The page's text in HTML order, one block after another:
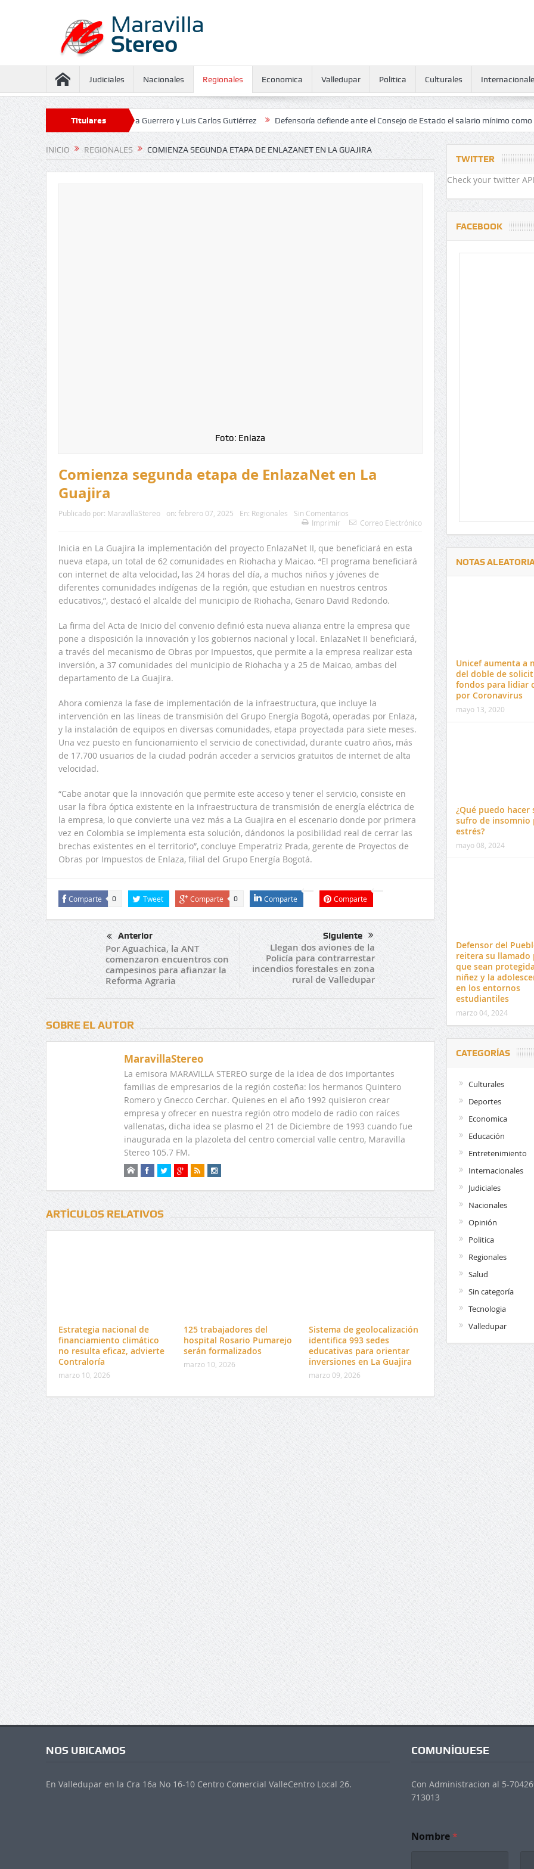
Judiciales Nacionales Regionales Economica Valledupar Politica Culturales
Titulares
contra Juliana Guerrero y Luis Carlos Gutiérrez Defensoría defiende ante el Consejo de Estado el salario mínimo como derecho
INICIO REGIONALES COMIENZA SEGUNDA ETAPA DE ENLAZANET EN LA GUAJIRA
Foto: Enlaza
Comienza segunda etapa de EnlazaNet en La
Guajira
Publicado por: MaravillaStereo on: febrero 07, 2025 En: Regionales
Sin Comentarios
Imprimir
Correo Electrónico
Inicia en La Guajira la implementación del proyecto EnlazaNet II, que beneficiará en esta
nueva etapa, un total de 62 comunidades en Riohacha y Maicao. “El programa beneficiará
con internet de alta velocidad, las 24 horas del día, a muchos niños y jóvenes de
diferentes comunidades indígenas de la región, que estudian en nuestros centros
educativos,”, destacó el alcalde del municipio de Riohacha, Genaro David Redondo.
La firma del Acta de Inicio del convenio definió esta nueva alianza entre la empresa que
pone a disposición la innovación y los gobiernos nacional y local. EnlazaNet II beneficiará,
a través del mecanismo de Obras por Impuestos, que permite a la empresa realizar esta
inversión, a 37 comunidades del municipio de Riohacha y a 25 de Maicao, ambas del
departamento de La Guajira.
Ahora comienza la fase de implementación de la infraestructura, que incluye la
intervención en las líneas de transmisión del Grupo Energía Bogotá, operadas por Enlaza,
y la instalación de equipos en diversas comunidades, etapa proyectada para siete meses.
Una vez puesto en funcionamiento el servicio de conectividad, durante cuatro años, más
de 17.700 usuarios de la ciudad podrán acceder a servicios gratuitos de internet de alta
velocidad.
“Cabe anotar que la innovación que permite este acceso y tener el servicio, consiste en
usar la fibra óptica existente en la infraestructura de transmisión de energía eléctrica de
la empresa, lo que convierte una vez más a La Guajira en el escenario donde por primera
vez en Colombia se implementa esta solución, dándonos la posibilidad real de cerrar las
brechas existentes en el territorio”, concluye Emperatriz Prada, gerente de Proyectos de
Obras por Impuestos de Enlaza, filial del Grupo Energía Bogotá.
Comparte 0 Tweet Comparte 0 Comparte Comparte
Anterior
Por Aguachica, la ANT
comenzaron encuentros con
campesinos para afianzar la
Reforma Agraria
Siguiente
Llegan dos aviones de la
Policía para contrarrestar
incendios forestales en zona
rural de Valledupar
SOBRE EL AUTOR
MaravillaStereo
La emisora MARAVILLA STEREO surge de la idea de dos importantes
familias de empresarios de la región costeña: los hermanos Quintero
Romero y Gnecco Cerchar. Quienes en el año 1992 quisieron crear
empresa y ofrecer en nuestra región otro modelo de radio con raíces
vallenatas, dicha idea se plasmo el 21 de Diciembre de 1993 cuando fue
inaugurada en la plazoleta del centro comercial valle centro, Maravilla
Stereo 105.7 FM.
ARTÍCULOS RELATIVOS
Estrategia nacional de
financiamiento climático
no resulta eficaz, advierte
Contraloría
marzo 10, 2026
125 trabajadores del
hospital Rosario Pumarejo
serán formalizados
marzo 10, 2026
Sistema de geolocalización
identifica 993 sedes
educativas para orientar
inversiones en La Guajira
marzo 09, 2026
TWITTER
Check your twitter
FACEBOOK
NOTAS
Unicef aumenta a
del doble de
fondos para lidiar
por Coronavirus
mayo 13, 2020
¿Qué puedo hacer
sufro de insomnio
estrés?
mayo 08, 2024
Defensor del
reitera su llamado
que sean
niñez y la
en los entornos
estudiantiles
marzo 04, 2024
CATEGORÍAS
Culturales
Deportes
Economica
Educación
Entretenimiento
Internacionales
Judiciales
Nacionales
Opinión
Politica
Regionales
Salud
Sin categoría
Tecnologia
Valledupar
Delwin Jiménez, nuevo Contralor
Departamental del Cesar
El 17 de enero vence
venta de pines para
preuniversitario de la
NOS UBICAMOS
En Valledupar en la Cra 16a No 16-10 Centro Comercial ValleCentro Local 26.
COMUNÍQUESE
Con Administracion al 5-
713013
Nombre*